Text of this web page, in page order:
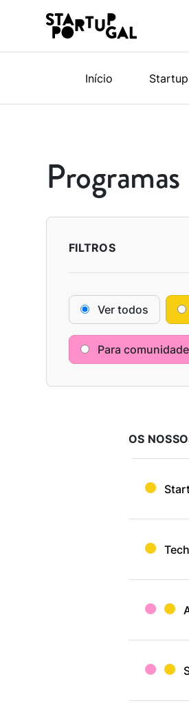
Início
Programas
FILTROS
Ver todos
Para comunidade
OS